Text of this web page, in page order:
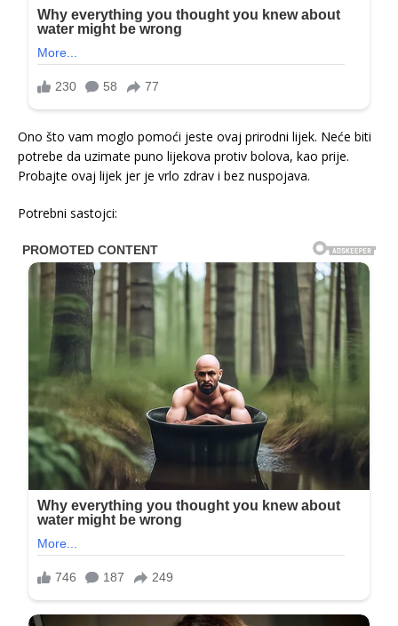
Ono što vam moglo pomoći jeste ovaj prirodni lijek. Neće biti
potrebe da uzimate puno lijekova protiv bolova, kao prije.
Probajte ovaj lijek jer je vrlo zdrav i bez nuspojava.
Potrebni sastojci: